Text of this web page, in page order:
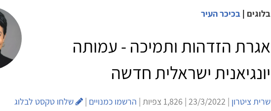
בלוגים | בכיכר העיר
אגרת הזדהות ותמיכה - עמותה
יונגיאנית ישראלית חדשה
שרית ציטרון | 23/3/2022 | 1,826 צפיות | הרשמו כמנויים | שלחו טקסט לבלוג